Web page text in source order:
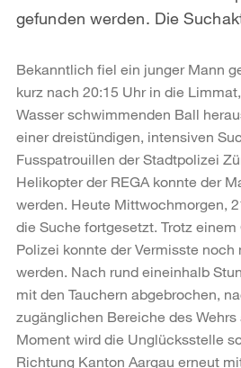
gefunden werden. Die
Bekanntlich fiel ein junger Mann
kurz nach 20:15 Uhr in die
Wasser schwimmenden Ball
einer dreistündigen, intensiven
Fusspatrouillen der Stadtpolizei
Helikopter der REGA konnte der
werden. Heute Mittwochmorgen,
die Suche fortgesetzt. Trotz
Polizei konnte der Vermisste noch
werden. Nach rund eineinhalb
mit den Tauchern abgebrochen,
zugänglichen Bereiche des
Moment wird die Unglücksstelle
Richtung Kanton Aargau erneut